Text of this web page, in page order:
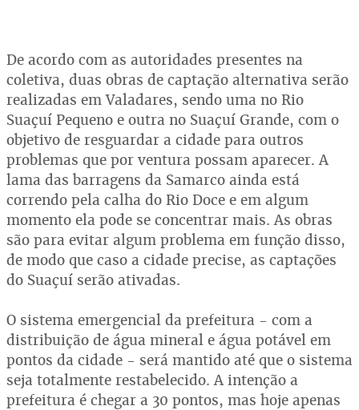
De acordo com as autoridades presentes na
coletiva, duas obras de captação alternativa serão
realizadas em Valadares, sendo uma no Rio
Suaçuí Pequeno e outra no Suaçuí Grande, com o
objetivo de resguardar a cidade para outros
problemas que por ventura possam aparecer. A
lama das barragens da Samarco ainda está
correndo pela calha do Rio Doce e em algum
momento ela pode se concentrar mais. As obras
são para evitar algum problema em função disso,
de modo que caso a cidade precise, as captações
do Suaçuí serão ativadas.
O sistema emergencial da prefeitura - com a
distribuição de água mineral e água potável em
pontos da cidade - será mantido até que o sistema
seja totalmente restabelecido. A intenção a
prefeitura é chegar a 30 pontos, mas hoje apenas